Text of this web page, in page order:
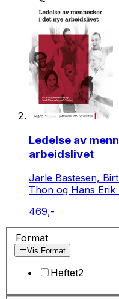
Ledelse av
arbeidslivet
Jarle Bastesen,
Thon og Hans
469,-
Format
Vis Format
Heftet2